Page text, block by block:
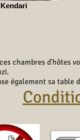
chambres d'hôtes
également sa table